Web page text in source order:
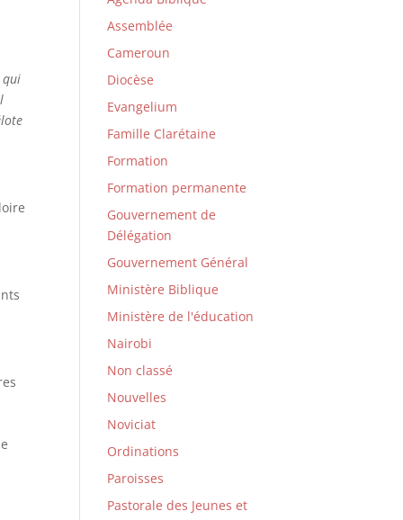
qui
Assemblée
Cameroun
Diocèse
Evangelium
Famille Clarétaine
Formation
Formation permanente
Gouvernement de
Délégation
Gouvernement Général
Ministère Biblique
Ministère de l'éducation
Nairobi
Non classé
Nouvelles
Noviciat
Ordinations
Paroisses
Pastorale des Jeunes et